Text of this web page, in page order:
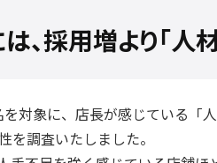
、採用増より「人
対象に、店長が感じている「
調査いたしました。